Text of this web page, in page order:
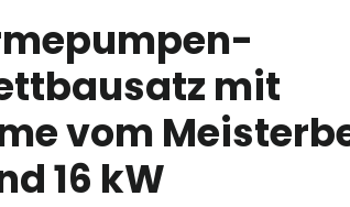
mit
vom
16 kW